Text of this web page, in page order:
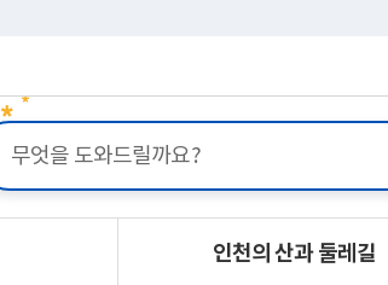
인천의 산과 둘레길